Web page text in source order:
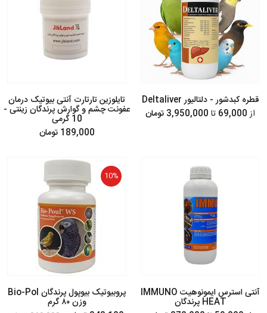
قطره کبدشور - دلتالیور Deltaliver
از69,000 تا
تایلوزین تارتارت آنتی بیوتیک درمان
عفونت چشم و گوارش پرندگان زینتی -
10 گرمی
189,000 تومان
آنتی استرس ایمونوهیت IMMUNO
HEAT پرندگان
10%
پروبیوتیک بیوپول پرندگان Bio-Pol
وزن ۸۰ گرم